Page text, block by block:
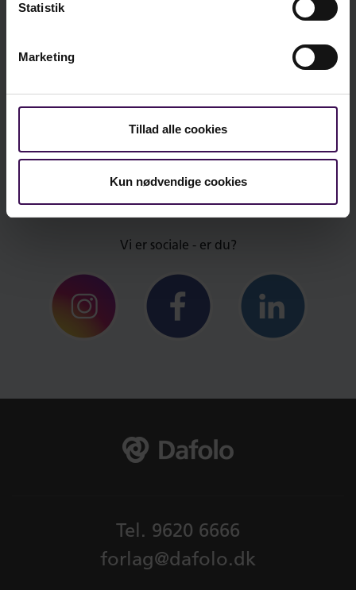
Statistik
Marketing
Tillad alle cookies
Kun nødvendige cookies
Læg i kurv
Vi er sociale - er du?
Tel. 9620 6666
forlag@dafolo.dk